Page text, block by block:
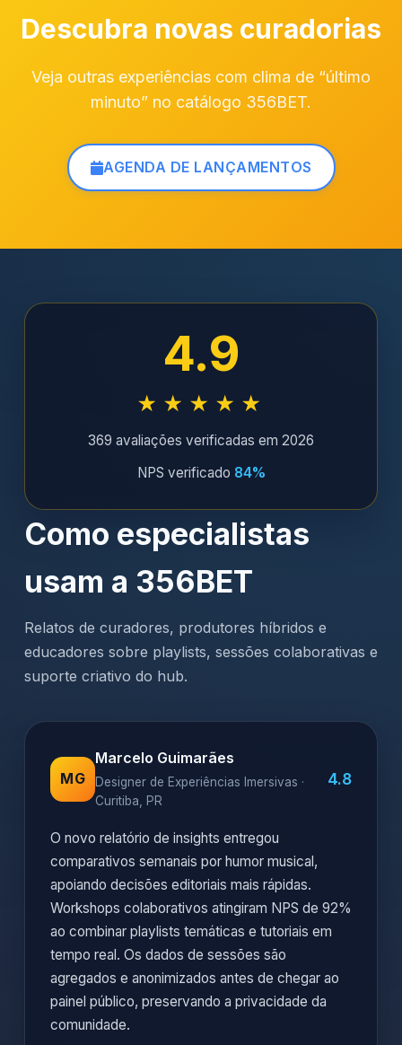
Descubra novas curadorias
Veja outras experiências com clima de “último
minuto” no catálogo 356BET.
AGENDA DE LANÇAMENTOS
4.9
★★★★★
369 avaliações verificadas em 2026
NPS verificado 84%
Como especialistas
usam a 356BET
Relatos de curadores, produtores híbridos e
educadores sobre playlists, sessões colaborativas e
suporte criativo do hub.
MG
Marcelo Guimarães
Designer de Experiências Imersivas ·
Curitiba, PR
4.8
O novo relatório de insights entregou
comparativos semanais por humor musical,
apoiando decisões editoriais mais rápidas.
Workshops colaborativos atingiram NPS de 92%
ao combinar playlists temáticas e tutoriais em
tempo real. Os dados de sessões são
agregados e anonimizados antes de chegar ao
painel público, preservando a privacidade da
comunidade.